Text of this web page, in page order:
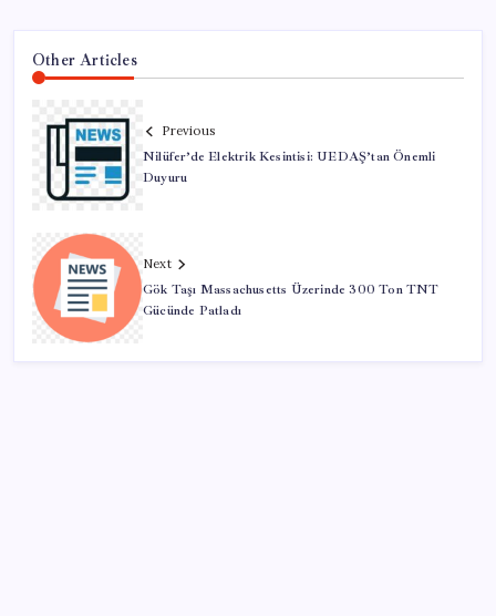
Other Articles
Previous
Nilüfer’de Elektrik Kesintisi: UEDAŞ’tan Önemli
Duyuru
Next
Gök Taşı Massachusetts Üzerinde 300 Ton TNT
Gücünde Patladı